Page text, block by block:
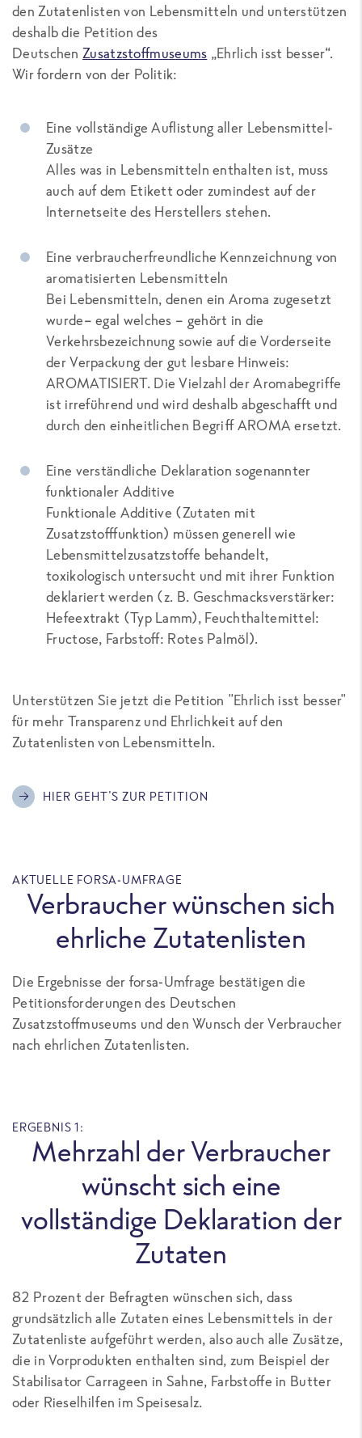
den Zutatenlisten von Lebensmitteln und unterstützen
deshalb die Petition des
DeutschenZusatzstoffmuseums „Ehrlich isst besser“.
Wir fordern von der Politik:
Eine vollständige Auflistung aller Lebensmittel-
Zusätze
Alles was in Lebensmitteln enthalten ist, muss
auch auf dem Etikett oder zumindest auf der
Internetseite des Herstellers stehen.
Eine verbraucherfreundliche Kennzeichnung von
aromatisierten Lebensmitteln
Bei Lebensmitteln, denen ein Aroma zugesetzt
wurde– egal welches – gehört in die
Verkehrsbezeichnung sowie auf die Vorderseite
der Verpackung der gut lesbare Hinweis:
AROMATISIERT. Die Vielzahl der Aromabegriffe
ist irreführend und wird deshalb abgeschafft und
durch den einheitlichen Begriff AROMA ersetzt.
Eine verständliche Deklaration sogenannter
funktionaler Additive
Funktionale Additive (Zutaten mit
Zusatzstofffunktion) müssen generell wie
Lebensmittelzusatzstoffe behandelt,
toxikologisch untersucht und mit ihrer Funktion
deklariert werden (z. B. Geschmacksverstärker:
Hefeextrakt (Typ Lamm), Feuchthaltemittel:
Fructose, Farbstoff: Rotes Palmöl).
Unterstützen Sie jetzt die Petition "Ehrlich isst besser"
für mehr Transparenz und Ehrlichkeit auf den
Zutatenlisten von Lebensmitteln.
HIER GEHT'S ZUR PETITION
AKTUELLE FORSA-UMFRAGE
Verbraucher wünschen sich
ehrliche Zutatenlisten
Die Ergebnisse der forsa-Umfrage bestätigen die
Petitionsforderungen des Deutschen
Zusatzstoffmuseums und den Wunsch der Verbraucher
nach ehrlichen Zutatenlisten.
ERGEBNIS 1:
Mehrzahl der Verbraucher
wünscht sich eine
vollständige Deklaration der
Zutaten
82 Prozent der Befragten wünschen sich, dass
grundsätzlich alle Zutaten eines Lebensmittels in der
Zutatenliste aufgeführt werden, also auch alle Zusätze,
die in Vorprodukten enthalten sind, zum Beispiel der
Stabilisator Carrageen in Sahne, Farbstoffe in Butter
oder Rieselhilfen im Speisesalz.